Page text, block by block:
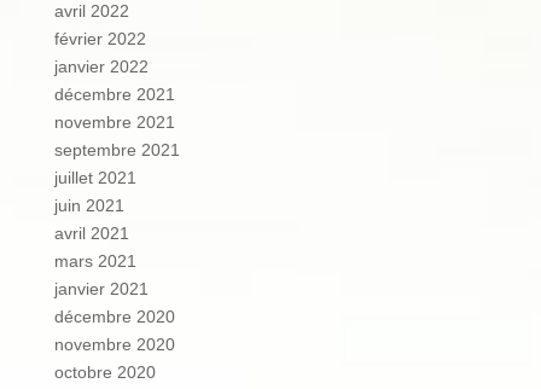
avril 2022
février 2022
janvier 2022
décembre 2021
novembre 2021
septembre 2021
juillet 2021
juin 2021
avril 2021
mars 2021
janvier 2021
décembre 2020
novembre 2020
octobre 2020